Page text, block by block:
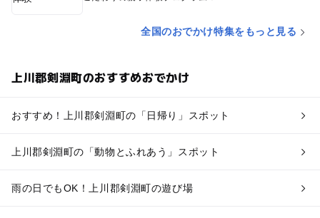
全国のおでかけ特集をもっと見る
上川郡剣淵町のおすすめおでかけ
おすすめ！上川郡剣淵町の「日帰り」スポット
上川郡剣淵町の「動物とふれあう」スポット
雨の日でもOK！上川郡剣淵町の遊び場